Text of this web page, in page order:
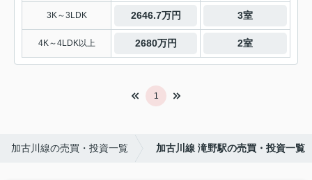
3K～3LDK 2646.7万円 3室
4K～4LDK以上 2680万円 2室
1
加古川線の売買・投資一覧 加古川線 滝野駅の売買・投資一覧